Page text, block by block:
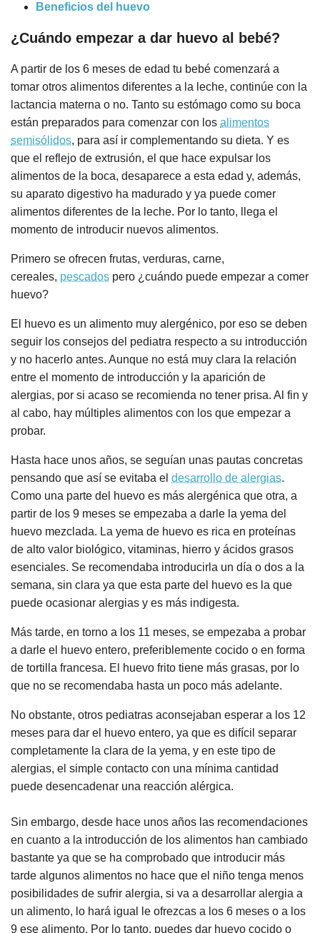
Beneficios del huevo
¿Cuándo empezar a dar huevo al bebé?
A partir de los 6 meses de edad tu bebé comenzará a
tomar otros alimentos diferentes a la leche, continúe con la
lactancia materna o no. Tanto su estómago como su boca
están preparados para comenzar con los alimentos
semisólidos, para así ir complementando su dieta. Y es
que el reflejo de extrusión, el que hace expulsar los
alimentos de la boca, desaparece a esta edad y, además,
su aparato digestivo ha madurado y ya puede comer
alimentos diferentes de la leche. Por lo tanto, llega el
momento de introducir nuevos alimentos.
Primero se ofrecen frutas, verduras, carne,
cereales, pescados pero ¿cuándo puede empezar a comer
huevo?
El huevo es un alimento muy alergénico, por eso se deben
seguir los consejos del pediatra respecto a su introducción
y no hacerlo antes. Aunque no está muy clara la relación
entre el momento de introducción y la aparición de
alergias, por si acaso se recomienda no tener prisa. Al fin y
al cabo, hay múltiples alimentos con los que empezar a
probar.
Hasta hace unos años, se seguían unas pautas concretas
pensando que así se evitaba el desarrollo de alergias.
Como una parte del huevo es más alergénica que otra, a
partir de los 9 meses se empezaba a darle la yema del
huevo mezclada. La yema de huevo es rica en proteínas
de alto valor biológico, vitaminas, hierro y ácidos grasos
esenciales. Se recomendaba introducirla un día o dos a la
semana, sin clara ya que esta parte del huevo es la que
puede ocasionar alergias y es más indigesta.
Más tarde, en torno a los 11 meses, se empezaba a probar
a darle el huevo entero, preferiblemente cocido o en forma
de tortilla francesa. El huevo frito tiene más grasas, por lo
que no se recomendaba hasta un poco más adelante.
No obstante, otros pediatras aconsejaban esperar a los 12
meses para dar el huevo entero, ya que es difícil separar
completamente la clara de la yema, y en este tipo de
alergias, el simple contacto con una mínima cantidad
puede desencadenar una reacción alérgica.
Sin embargo, desde hace unos años las recomendaciones
en cuanto a la introducción de los alimentos han cambiado
bastante ya que se ha comprobado que introducir más
tarde algunos alimentos no hace que el niño tenga menos
posibilidades de sufrir alergia, si va a desarrollar alergia a
un alimento, lo hará igual le ofrezcas a los 6 meses o a los
9 ese alimento. Por lo tanto, puedes dar huevo cocido o